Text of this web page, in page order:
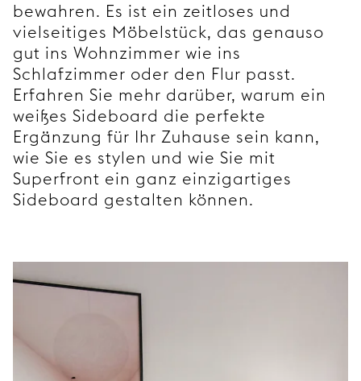
bewahren. Es ist ein zeitloses und
vielseitiges Möbelstück, das genauso
gut ins Wohnzimmer wie ins
Schlafzimmer oder den Flur passt.
Erfahren Sie mehr darüber, warum ein
weißes Sideboard die perfekte
Ergänzung für Ihr Zuhause sein kann,
wie Sie es stylen und wie Sie mit
Superfront ein ganz einzigartiges
Sideboard gestalten können.